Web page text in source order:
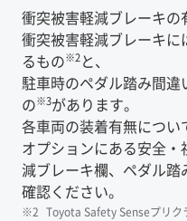
衝突被害軽減ブレーキの
衝突被害軽減ブレーキ
るもの※2と、
駐車時のペダル踏み間
の※3があります。
各車両の装着有無につい
オプションにある安全
減ブレーキ欄、ペダル
確認ください。
Toyota Safety Senseプリク